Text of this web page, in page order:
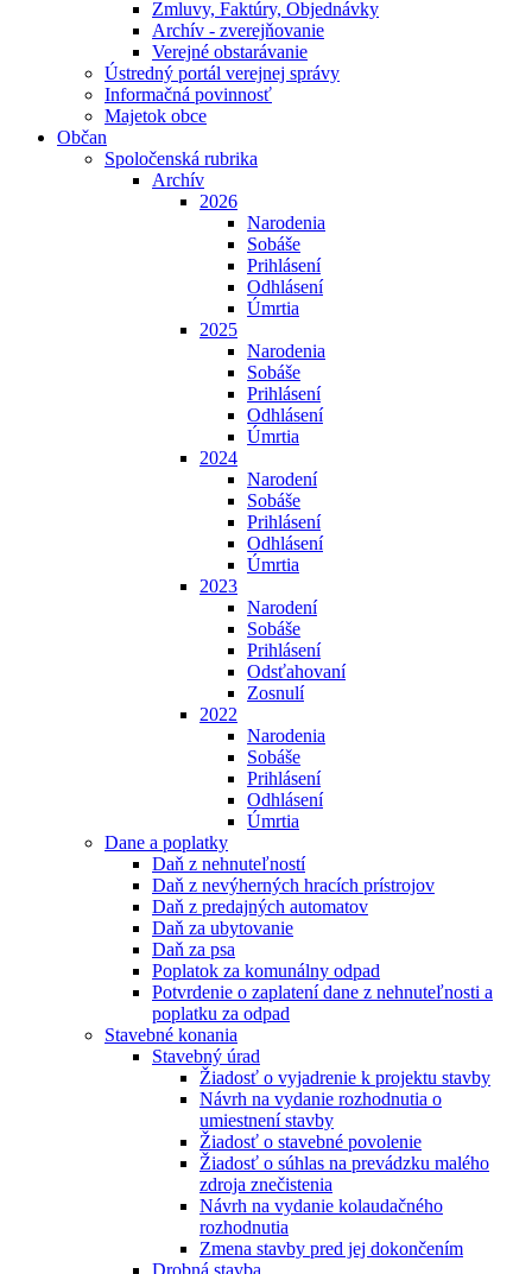
Zmluvy, Faktúry, Objednávky
Archív - zverejňovanie
Verejné obstarávanie
Ústredný portál verejnej správy
Informačná povinnosť
Majetok obce
Občan
Spoločenská rubrika
Archív
2026
Narodenia
Sobáše
Prihlásení
Odhlásení
Úmrtia
2025
Narodenia
Sobáše
Prihlásení
Odhlásení
Úmrtia
2024
Narodení
Sobáše
Prihlásení
Odhlásení
Úmrtia
2023
Narodení
Sobáše
Prihlásení
Odsťahovaní
Zosnulí
2022
Narodenia
Sobáše
Prihlásení
Odhlásení
Úmrtia
Dane a poplatky
Daň z nehnuteľností
Daň z nevýherných hracích prístrojov
Daň z predajných automatov
Daň za ubytovanie
Daň za psa
Poplatok za komunálny odpad
Potvrdenie o zaplatení dane z nehnuteľnosti a
poplatku za odpad
Stavebné konania
Stavebný úrad
Žiadosť o vyjadrenie k projektu stavby
Návrh na vydanie rozhodnutia o
umiestnení stavby
Žiadosť o stavebné povolenie
Žiadosť o súhlas na prevádzku malého
zdroja znečistenia
Návrh na vydanie kolaudačného
rozhodnutia
Zmena stavby pred jej dokončením
Drobná stavba